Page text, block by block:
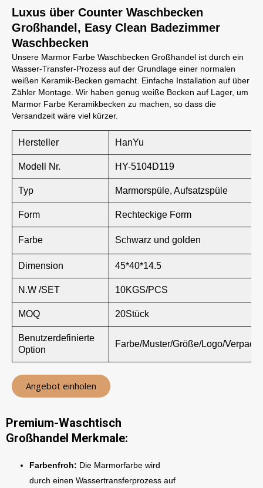
Luxus über Counter Waschbecken
Großhandel, Easy Clean Badezimmer
Waschbecken
Unsere Marmor Farbe Waschbecken Großhandel ist durch ein
Wasser-Transfer-Prozess auf der Grundlage einer normalen
weißen Keramik-Becken gemacht. Einfache Installation auf über
Zähler Montage. Wir haben genug weiße Becken auf Lager, um
Marmor Farbe Keramikbecken zu machen, so dass die
Versandzeit wäre viel kürzer.
Hersteller HanYu
Modell Nr. HY-5104D119
Typ Marmorspüle, Aufsatzspüle
Form Rechteckige Form
Farbe Schwarz und golden
Dimension 45*40*14.5
N.W /SET 10KGS/PCS
MOQ 20Stück
Benutzerdefinierte
Option
Farbe/Muster/Größe/Logo/
Angebot einholen
Premium-Waschtisch
Großhandel Merkmale:
Farbenfroh: Die Marmorfarbe wird
durch einen Wassertransferprozess auf